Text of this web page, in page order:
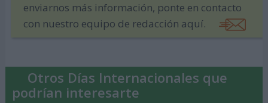
enviarnos más información, ponte en contacto
con nuestro equipo de redacción aquí.
Otros Días Internacionales que
podrían interesarte